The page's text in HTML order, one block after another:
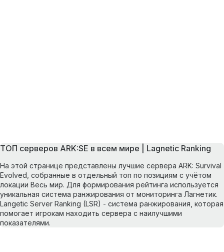
ТОП серверов ARK:SE в всем мире | Lagnetic Ranking
На этой странице представлены лучшие сервера ARK: Survival
Evolved, собранные в отдельный топ по позициям с учётом
локации Весь мир. Для формирования рейтинга используется
уникальная система ранжирования от мониторинга Лагнетик.
Langetic Server Ranking (LSR) - система ранжирования, которая
помогает игрокам находить сервера с наилучшими
показателями.